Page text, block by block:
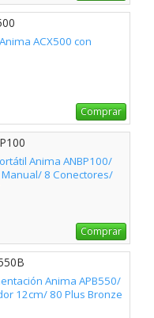
ACX500 con
Comprar
Anima ANBP100/
8 Conectores/
Comprar
Anima APB550/
12cm/ 80 Plus Bronze